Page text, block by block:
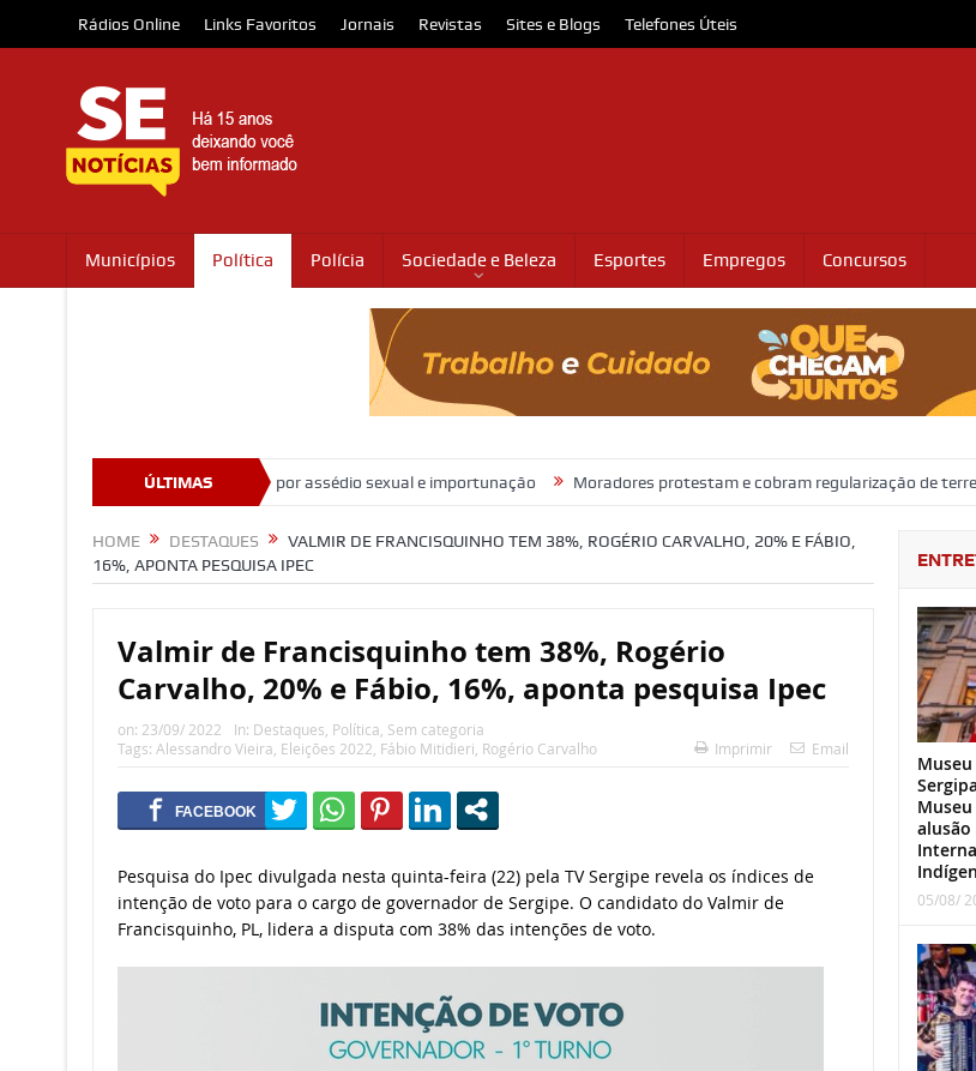
Rádios Online Links Favoritos Jornais Revistas Sites e Blogs Telefones Úteis
Municípios Política Polícia Sociedade e Beleza Esportes Empregos Concursos
ÚLTIMAS
ministro Marco Buzzi por assédio sexual e importunação Moradores protestam e cobram regularização de terrenos, água e
HOME DESTAQUES
VALMIR DE FRANCISQUINHO TEM 38%, ROGÉRIO CARVALHO, 20% E FÁBIO,
16%, APONTA PESQUISA IPEC
Valmir de Francisquinho tem 38%, Rogério
Carvalho, 20% e Fábio, 16%, aponta pesquisa Ipec
on: 23/09/ 2022 In: Destaques Política Sem categoria
Tags: Alessandro Vieira Eleições 2022 Fábio Mitidieri Rogério Carvalho Imprimir Email
Pesquisa do Ipec divulgada nesta quinta-feira (22) pela TV Sergipe revela os índices de
intenção de voto para o cargo de governador de Sergipe. O candidato do Valmir de
Francisquinho, PL, lidera a disputa com 38% das intenções de voto.
alusão
05/08/